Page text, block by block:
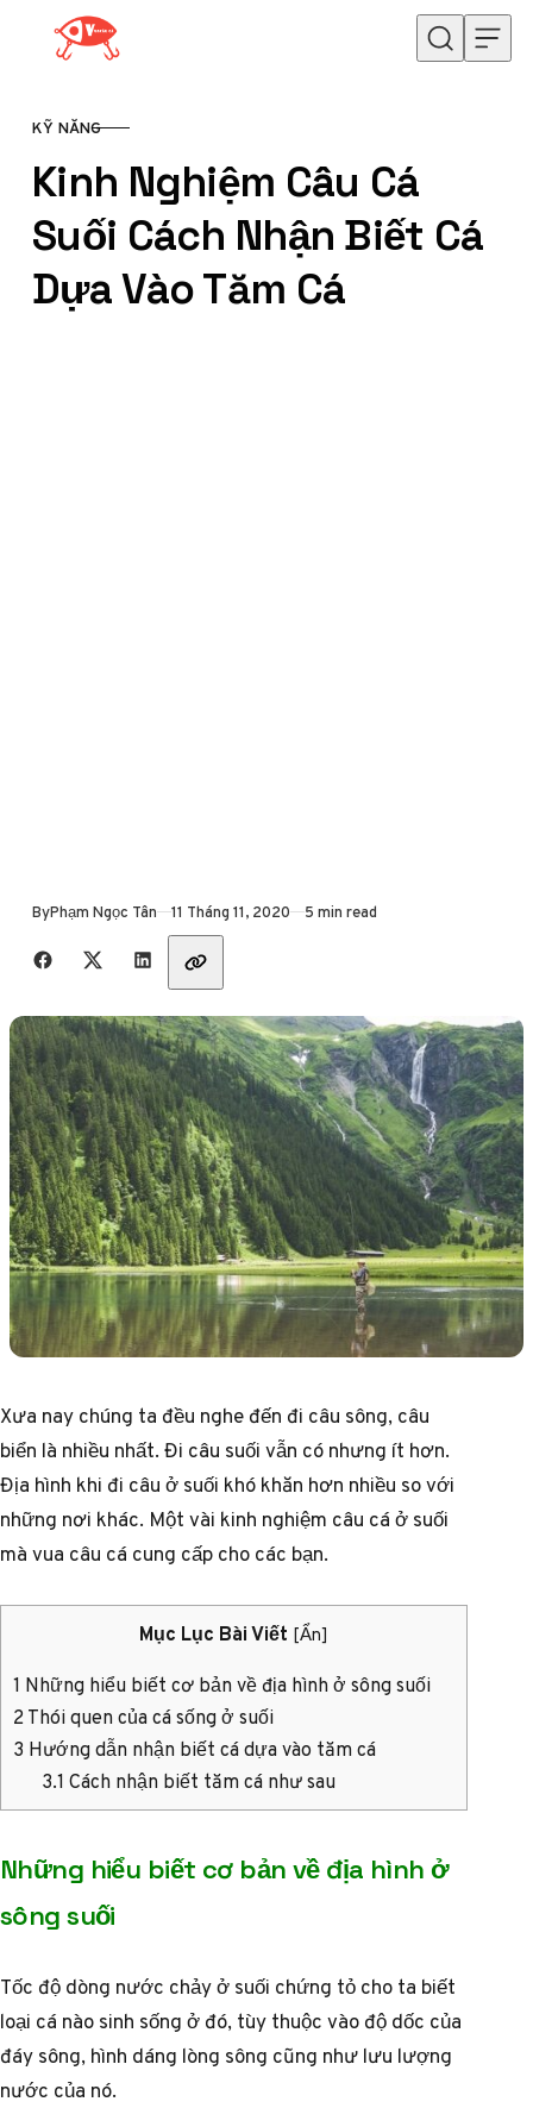
Skip to content
CATEGORY
KỸ NĂNG
Kinh Nghiệm Câu Cá
Suối Cách Nhận Biết Cá
Dựa Vào Tăm Cá
ByPhạm Ngọc Tân Published
11 Tháng 11, 2020 5 min read
Share with friends
Xưa nay chúng ta đều nghe đến đi câu sông, câu
biển là nhiều nhất. Đi câu suối vẫn có nhưng ít hơn.
Địa hình khi đi câu ở suối khó khăn hơn nhiều so với
những nơi khác. Một vài kinh nghiệm câu cá ở suối
mà vua câu cá cung cấp cho các bạn.
Mục Lục Bài Viết [Ẩn]
1 Những hiểu biết cơ bản về địa hình ở sông suối
2Thói quen của cá sống ở suối
3 Hướng dẫn nhận biết cá dựa vào tăm cá
3.1 Cách nhận biết tăm cá như sau
Những hiểu biết cơ bản về địa hình ở
sông suối
Tốc độ dòng nước chảy ở suối chứng tỏ cho ta biết
loại cá nào sinh sống ở đó, tùy thuộc vào độ dốc của
đáy sông, hình dáng lòng sông cũng như lưu lượng
nước của nó.